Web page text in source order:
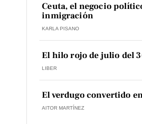
Ceuta, el negocio
inmigración
KARLA PISANO
El hilo rojo de julio del
LIBER
El verdugo convertido
AITOR MARTÍNEZ